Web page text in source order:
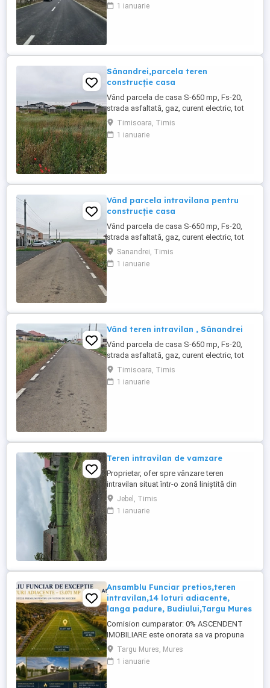
mp, deschidere de 18 ml la strada
...
1 ianuarie
Sânandrei,parcela teren
construcție casa
Vând parcela de casa S-650 mp, Fs-20,
strada asfaltată, gaz, curent electric, tot
confortul , localitate Sânandrei, la ieșire
către Carani , pe partea stângă. Avem
două parcele lipite, cine dorește un teren
Timisoara, Timis
1 ianuarie
Vând parcela intravilana pentru
construcție casa
Vând parcela de casa S-650 mp, Fs-20,
strada asfaltată, gaz, curent electric, tot
confortul , localitate Sânandrei, la ieșire
către Carani , pe partea stângă. Avem
două parcele lipite, cine dorește un teren
Sanandrei, Timis
1 ianuarie
Vând teren intravilan , Sânandrei
Vând parcela de casa S-650 mp, Fs-20,
strada asfaltată, gaz, curent electric, tot
confortul , localitate Sânandrei, la ieșire
către Carani , pe partea stângă. Avem
două parcele lipite, cine dorește un teren
Timisoara, Timis
1 ianuarie
Teren intravilan de vamzare
Proprietar, ofer spre vânzare teren
intravilan situat într-o zonă liniștită din
localitatea Jebel, județul Timiș. Este o
parcelă ideală pentru construcția unei
case unifamiliale, a unei duplex sau pentru
Jebel, Timis
1 ianuarie
Ansamblu Funciar pretios,teren
intravilan,14 loturi adiacente,
langa padure, Budiului,Targu Mures
Comision cumparator: 0% ASCENDENT
IMOBILIARE este onorata sa va propuna
spre vanzare, in regim de Reprezentare
Exclusiva, un portofoliu funciar remarcabil,
format din 14 loturi adiacente, reunite intr-
Targu Mures, Mures
1 ianuarie